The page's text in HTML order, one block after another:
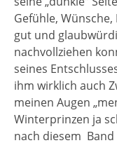
Gefühle,
gut und
nachvollziehen
seines
ihm wirklich auch
meinen Augen
Winterprinzen ja
nach diesem